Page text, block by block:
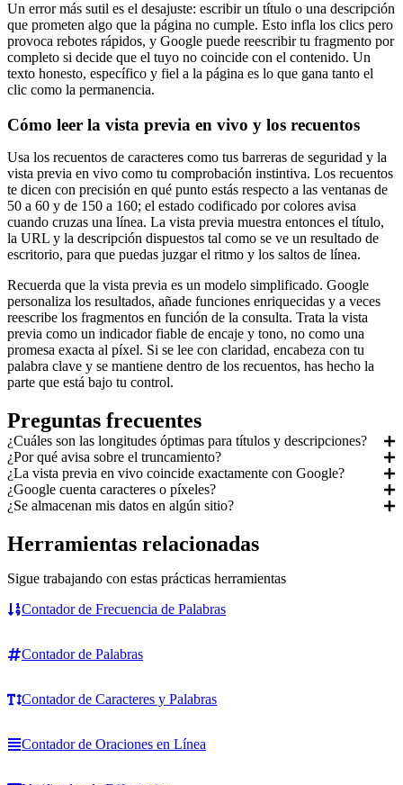
Un error más sutil es el desajuste: escribir un título o una descripción
que prometen algo que la página no cumple. Esto infla los clics pero
provoca rebotes rápidos, y Google puede reescribir tu fragmento por
completo si decide que el tuyo no coincide con el contenido. Un
texto honesto, específico y fiel a la página es lo que gana tanto el
clic como la permanencia.
Cómo leer la vista previa en vivo y los recuentos
Usa los recuentos de caracteres como tus barreras de seguridad y la
vista previa en vivo como tu comprobación instintiva. Los recuentos
te dicen con precisión en qué punto estás respecto a las ventanas de
50 a 60 y de 150 a 160; el estado codificado por colores avisa
cuando cruzas una línea. La vista previa muestra entonces el título,
la URL y la descripción dispuestos tal como se ve un resultado de
escritorio, para que puedas juzgar el ritmo y los saltos de línea.
Recuerda que la vista previa es un modelo simplificado. Google
personaliza los resultados, añade funciones enriquecidas y a veces
reescribe los fragmentos en función de la consulta. Trata la vista
previa como un indicador fiable de encaje y tono, no como una
promesa exacta al píxel. Si se lee con claridad, encabeza con tu
palabra clave y se mantiene dentro de los recuentos, has hecho la
parte que está bajo tu control.
Preguntas frecuentes
¿Cuáles son las longitudes óptimas para títulos y descripciones?
¿Por qué avisa sobre el truncamiento?
¿La vista previa en vivo coincide exactamente con Google?
¿Google cuenta caracteres o píxeles?
¿Se almacenan mis datos en algún sitio?
Herramientas relacionadas
Sigue trabajando con estas prácticas herramientas
Contador de Frecuencia de Palabras
Contador de Palabras
Contador de Caracteres y Palabras
Contador de Oraciones en Línea